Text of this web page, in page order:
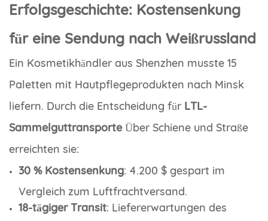
Erfolgsgeschichte: Kostensenkung
für eine Sendung nach Weißrussland
Ein Kosmetikhändler aus Shenzhen musste 15
Paletten mit Hautpflegeprodukten nach Minsk
liefern. Durch die Entscheidung für LTL-
SammelguttransporteÜber Schiene und Straße
erreichten sie:
30 % Kostensenkung: 4.200 $ gespart im
Vergleich zum Luftfrachtversand.
18-tägiger Transit: Liefererwartungen des